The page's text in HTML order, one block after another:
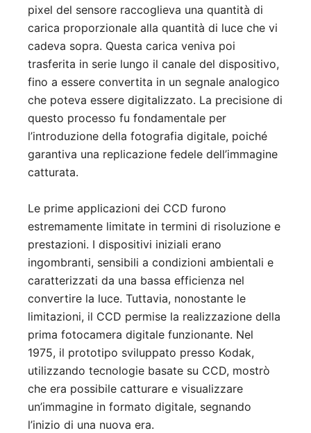
pixel del sensore raccoglieva una quantità di
carica proporzionale alla quantità di luce che vi
cadeva sopra. Questa carica veniva poi
trasferita in serie lungo il canale del dispositivo,
fino a essere convertita in un segnale analogico
che poteva essere digitalizzato. La precisione di
questo processo fu fondamentale per
l’introduzione della fotografia digitale, poiché
garantiva una replicazione fedele dell’immagine
catturata.
Le prime applicazioni dei CCD furono
estremamente limitate in termini di risoluzione e
prestazioni. I dispositivi iniziali erano
ingombranti, sensibili a condizioni ambientali e
caratterizzati da una bassa efficienza nel
convertire la luce. Tuttavia, nonostante le
limitazioni, il CCD permise la realizzazione della
prima fotocamera digitale funzionante. Nel
1975, il prototipo sviluppato presso Kodak,
utilizzando tecnologie basate su CCD, mostrò
che era possibile catturare e visualizzare
un’immagine in formato digitale, segnando
l’inizio di una nuova era.